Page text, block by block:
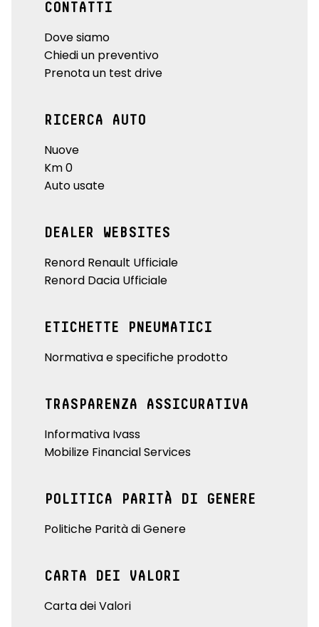
CONTATTI
Dove siamo
Chiedi un preventivo
Prenota un test drive
RICERCA AUTO
Nuove
Km 0
Auto usate
DEALER WEBSITES
Renord Renault Ufficiale
Renord Dacia Ufficiale
ETICHETTE PNEUMATICI
Normativa e specifiche prodotto
TRASPARENZA ASSICURATIVA
Informativa Ivass
Mobilize Financial Services
POLITICA PARITÀ DI GENERE
Politiche Parità di Genere
CARTA DEI VALORI
Carta dei Valori